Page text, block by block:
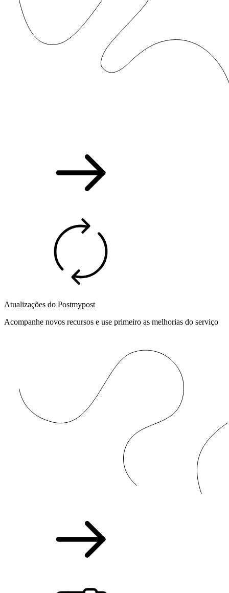
Atualizações do Postmypost
Acompanhe novos recursos e use primeiro as melhorias do serviço